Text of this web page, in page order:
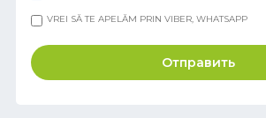
VREI SĂ TE APELĂM PRIN VIBER, WHATSAPP
Отправить